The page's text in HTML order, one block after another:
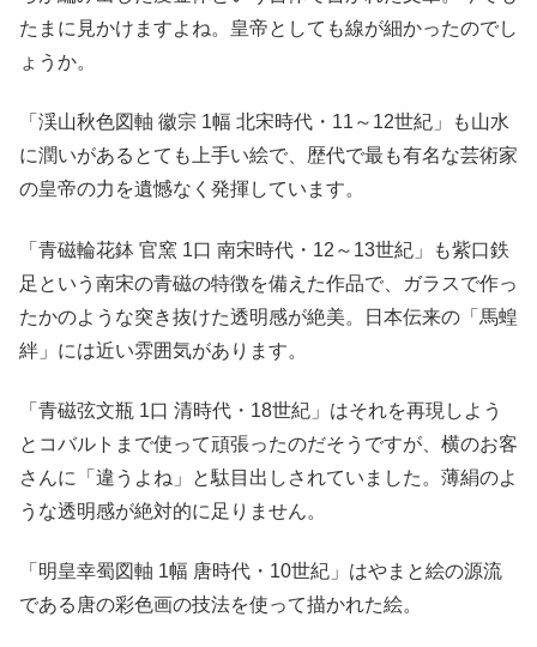
たまに見かけますよね。皇帝としても線が細かったのでし
ょうか。
「渓山秋色図軸 徽宗 1幅 北宋時代・11～12世紀」も山水
に潤いがあるとても上手い絵で、歴代で最も有名な芸術家
の皇帝の力を遺憾なく発揮しています。
「青磁輪花鉢 官窯 1口 南宋時代・12～13世紀」も紫口鉄
足という南宋の青磁の特徴を備えた作品で、ガラスで作っ
たかのような突き抜けた透明感が絶美。日本伝来の「馬蝗
絆」には近い雰囲気があります。
「青磁弦文瓶 1口 清時代・18世紀」はそれを再現しよう
とコバルトまで使って頑張ったのだそうですが、横のお客
さんに「違うよね」と駄目出しされていました。薄絹のよ
うな透明感が絶対的に足りません。
「明皇幸蜀図軸 1幅 唐時代・10世紀」はやまと絵の源流
である唐の彩色画の技法を使って描かれた絵。